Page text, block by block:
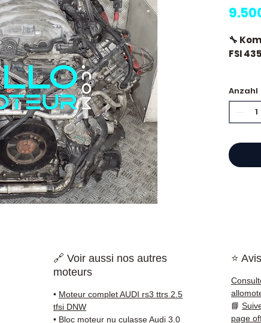
🔧
FSI
⭐
?
🇫🇷
Anzahl
🔗 Voir aussi nos autres
moteurs
• Moteur complet AUDI rs3 ttrs 2.5
tfsi DNW
• Bloc moteur nu culasse Audi 3.0
⭐
📘
page